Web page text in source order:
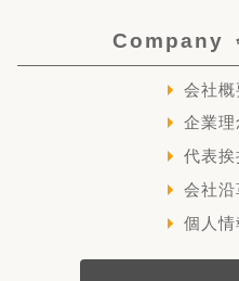
Company
会社概
企業理
代表挨
会社沿
個人